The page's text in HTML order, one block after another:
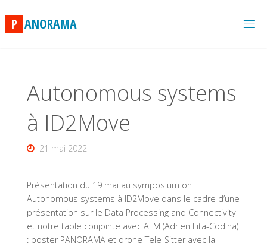
content
P ANORAMA
Autonomous systems
à ID2Move
21 mai 2022
Présentation du 19 mai au symposium on
Autonomous systems à ID2Move dans le cadre d’une
présentation sur le Data Processing and Connectivity
et notre table conjointe avec ATM (Adrien Fita-Codina)
: poster PANORAMA et drone Tele-Sitter avec la